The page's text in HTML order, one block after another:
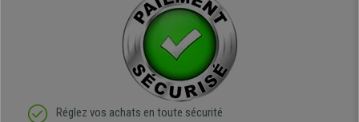
Réglez vos achats en toute sécurité